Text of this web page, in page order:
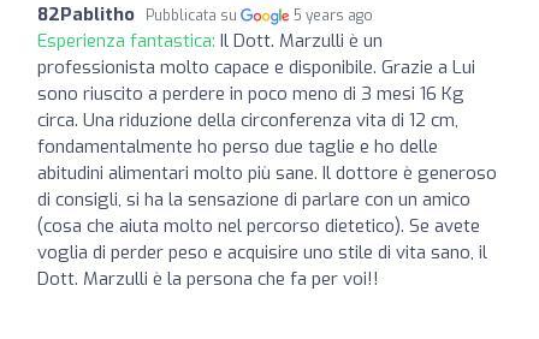
82Pablitho Pubblicata su 5 years ago
Esperienza fantastica: Il Dott. Marzulli è un
professionista molto capace e disponibile. Grazie a Lui
sono riuscito a perdere in poco meno di 3 mesi 16 Kg
circa. Una riduzione della circonferenza vita di 12 cm,
fondamentalmente ho perso due taglie e ho delle
abitudini alimentari molto più sane. Il dottore è generoso
di consigli, si ha la sensazione di parlare con un amico
(cosa che aiuta molto nel percorso dietetico). Se avete
voglia di perder peso e acquisire uno stile di vita sano, il
Dott. Marzulli è la persona che fa per voi!!